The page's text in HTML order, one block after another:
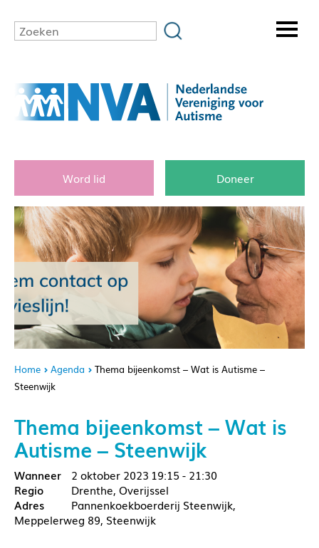
Word lid Doneer
Home Agenda
Thema bijeenkomst – Wat is Autisme –
Steenwijk
Thema bijeenkomst – Wat is
Autisme – Steenwijk
2 oktober 2023 19:15 - 21:30
Drenthe, Overijssel
Pannenkoekboerderij Steenwijk,
Meppelerweg 89, Steenwijk